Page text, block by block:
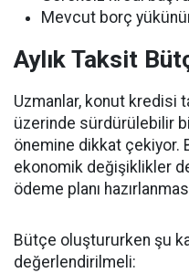
Mevcut borç
Aylık Taksit
Uzmanlar, konut kredisi
üzerinde sürdürülebilir
önemine dikkat çekiyor.
ekonomik değişiklikler
ödeme planı
Bütçe oluştururken şu
değerlendirilmeli: